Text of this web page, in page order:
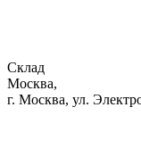
Склад
Москва,
г. Москва, ул.